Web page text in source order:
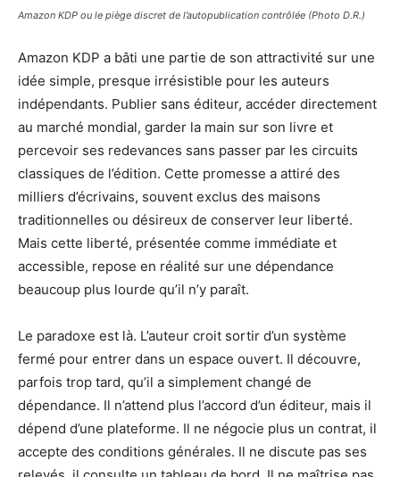
Amazon KDP ou le piège discret de l’autopublication contrôlée (Photo D.R.)
Amazon KDP a bâti une partie de son attractivité sur une
idée simple, presque irrésistible pour les auteurs
indépendants. Publier sans éditeur, accéder directement
au marché mondial, garder la main sur son livre et
percevoir ses redevances sans passer par les circuits
classiques de l’édition. Cette promesse a attiré des
milliers d’écrivains, souvent exclus des maisons
traditionnelles ou désireux de conserver leur liberté.
Mais cette liberté, présentée comme immédiate et
accessible, repose en réalité sur une dépendance
beaucoup plus lourde qu’il n’y paraît.
Le paradoxe est là. L’auteur croit sortir d’un système
fermé pour entrer dans un espace ouvert. Il découvre,
parfois trop tard, qu’il a simplement changé de
dépendance. Il n’attend plus l’accord d’un éditeur, mais il
dépend d’une plateforme. Il ne négocie plus un contrat, il
accepte des conditions générales. Il ne discute pas ses